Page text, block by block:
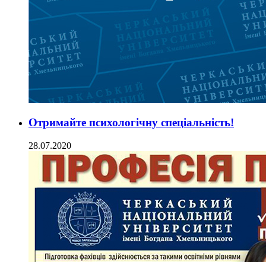
Отримайте психологічну спеціальність!
28.07.2020